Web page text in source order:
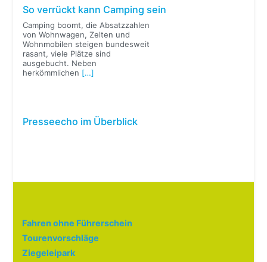
So verrückt kann Camping sein
Camping boomt, die Absatzzahlen
von Wohnwagen, Zelten und
Wohnmobilen steigen bundesweit
rasant, viele Plätze sind
ausgebucht. Neben
herkömmlichen […]
Presseecho im Überblick
Fahren ohne Führerschein
Tourenvorschläge
Ziegeleipark